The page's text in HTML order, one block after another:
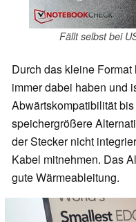
Fällt selbst bei
Durch das kleine
immer dabei haben und
Abwärtskompatibilität
speichergrößere
der Stecker nicht
Kabel mitnehmen. Das
gute Wärmeableitung.